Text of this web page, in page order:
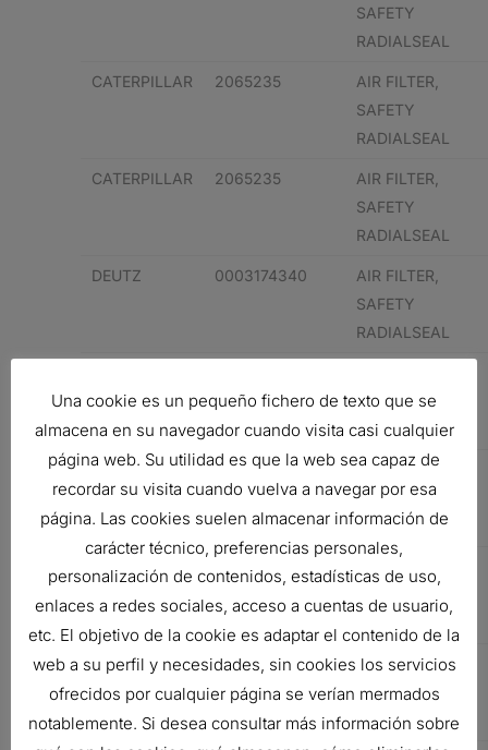
SAFETY
RADIALSEAL
CATERPILLAR 2065235
AIR FILTER,
SAFETY
RADIALSEAL
CATERPILLAR 2065235
AIR FILTER,
SAFETY
RADIALSEAL
DEUTZ 0003174340
AIR FILTER,
SAFETY
RADIALSEAL
SAFETY
RADIALSEAL
PERKINS 3188270
AIR FILTER,
SAFETY
RADIALSEAL
PERKINS 3188270
AIR FILTER,
PERKINS 3174340
AIR FILTER,
SAFETY
RADIALSEAL
Una cookie es un pequeño fichero de texto que se
almacena en su navegador cuando visita casi cualquier
página web. Su utilidad es que la web sea capaz de
recordar su visita cuando vuelva a navegar por esa
página. Las cookies suelen almacenar información de
carácter técnico, preferencias personales,
personalización de contenidos, estadísticas de uso,
enlaces a redes sociales, acceso a cuentas de usuario,
etc. El objetivo de la cookie es adaptar el contenido de la
web a su perfil y necesidades, sin cookies los servicios
ofrecidos por cualquier página se verían mermados
notablemente. Si desea consultar más información sobre